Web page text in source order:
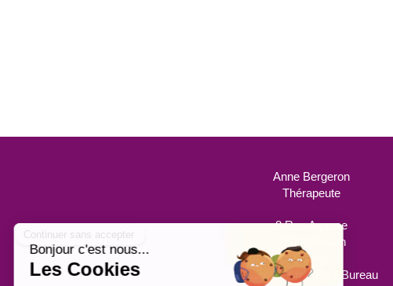
Anne Bergeron
Thérapeute
8 Rue Agasse
Rouen
France
Bus F2, arrêt Paul Bureau